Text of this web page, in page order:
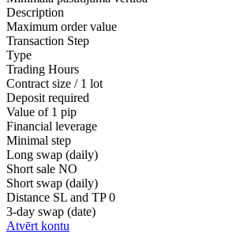
Description
Maximum order value
Transaction Step
Type
Trading Hours
Contract size / 1 lot
Deposit required
Value of 1 pip
Financial leverage
Minimal step
Long swap (daily)
Short sale NO
Short swap (daily)
Distance SL and TP 0
3-day swap (date)
Atvērt kontu